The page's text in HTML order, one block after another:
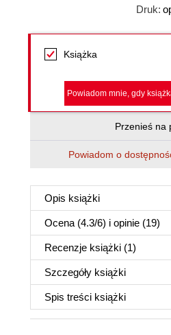
Druk:
Książka
Powiadom mnie, gdy
Przenieś na
Powiadom o
Opis książki
Ocena (4.3/6) i opinie (19)
Recenzje książki (1)
Szczegóły książki
Spis treści książki